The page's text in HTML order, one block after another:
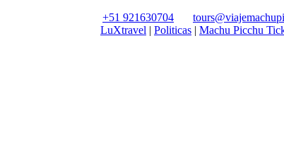
+51 921630704
LuXtravel | Politicas | Machu Picchu